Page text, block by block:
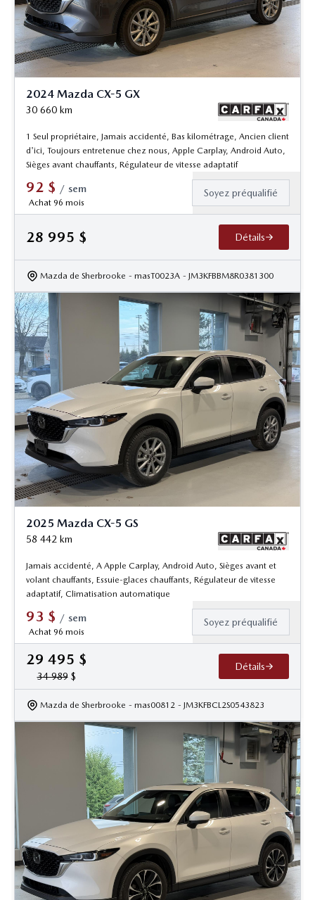
2024 Mazda CX-5 GX
30 660 km
1 Seul propriétaire, Jamais accidenté, Bas kilométrage, Ancien client
d'ici, Toujours entretenue chez nous, Apple Carplay, Android Auto,
Sièges avant chauffants, Régulateur de vitesse adaptatif
92 $ / sem
Achat 96 mois
Soyez préqualifié
28 995 $ Détails
Mazda de Sherbrooke - masT0023A - JM3KFBBM8R0381300
2025 Mazda CX-5 GS
58 442 km
Jamais accidenté, A Apple Carplay, Android Auto, Sièges avant et
volant chauffants, Essuie-glaces chauffants, Régulateur de vitesse
adaptatif, Climatisation automatique
93 $ / sem
Achat 96 mois
Soyez préqualifié
29 495 $
34 989$
Détails
Mazda de Sherbrooke - mas00812 - JM3KFBCL2S0543823